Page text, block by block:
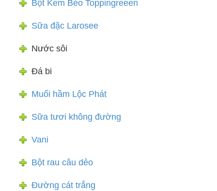
Bột Kem Béo Toppingreeen
Sữa đặc Larosee
Nước sôi
Đá bi
Muối hầm Lộc Phát
Sữa tươi không đường
Vani
Bột rau câu dẻo
Đường cát trắng